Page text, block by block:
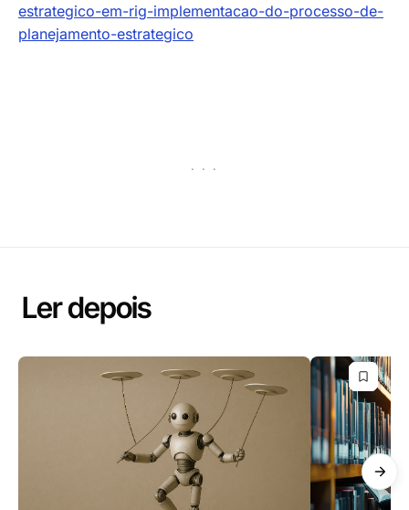
estrategico-em-rig-implementacao-do-processo-de-
planejamento-estrategico
· · ·
Ler depois